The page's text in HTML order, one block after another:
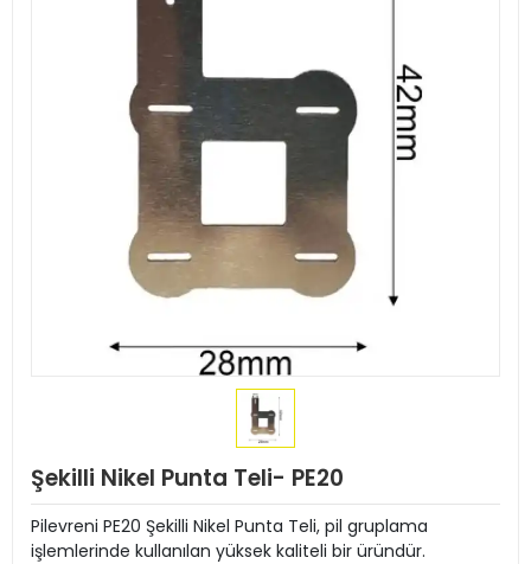
Şekilli Nikel Punta Teli- PE20
Pilevreni PE20 Şekilli Nikel Punta Teli, pil gruplama
işlemlerinde kullanılan yüksek kaliteli bir üründür.